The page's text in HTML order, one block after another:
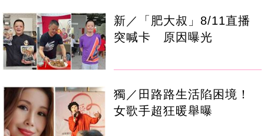
新／「肥大叔」8/11直播
突喊卡 原因曝光
獨／田路路生活陷困境！
女歌手超狂暖舉曝